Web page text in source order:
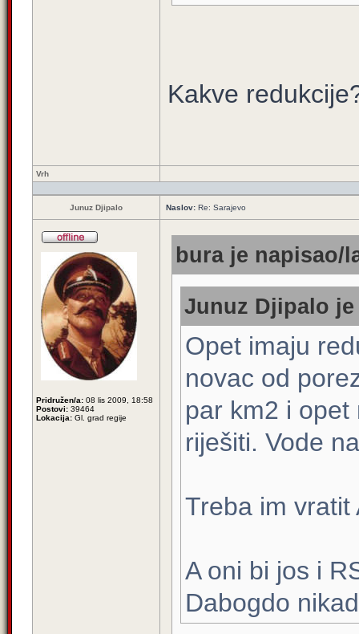
Kakve
Vrh
Junuz Djipalo Naslov: Re: Sarajevo
Pridružen/a: 08 lis 2009, 18:58
Postovi: 39464
Lokacija: Gl. grad regije
bura je napisao/
Junuz Djipalo
Opet imaju
novac od
par km2 i
riješiti. Vode
Treba im vratit
A oni bi jos i
Dabogdo